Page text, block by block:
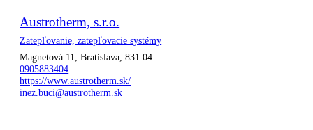
Austrotherm, s.r.o.
Zatepľovanie, zatepľovacie systémy
Magnetová 11, Bratislava, 831 04
0905883404
https://www.austrotherm.sk/
inez.buci@austrotherm.sk